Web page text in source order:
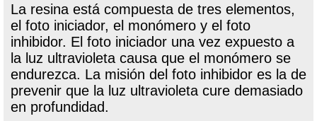
La resina está compuesta de tres elementos,
el foto iniciador, el monómero y el foto
inhibidor. El foto iniciador una vez expuesto a
la luz ultravioleta causa que el monómero se
endurezca. La misión del foto inhibidor es la de
prevenir que la luz ultravioleta cure demasiado
en profundidad.